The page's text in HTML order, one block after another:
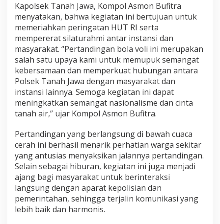
Kapolsek Tanah Jawa, Kompol Asmon Bufitra
menyatakan, bahwa kegiatan ini bertujuan untuk
memeriahkan peringatan HUT RI serta
mempererat silaturahmi antar instansi dan
masyarakat. “Pertandingan bola voli ini merupakan
salah satu upaya kami untuk memupuk semangat
kebersamaan dan memperkuat hubungan antara
Polsek Tanah Jawa dengan masyarakat dan
instansi lainnya. Semoga kegiatan ini dapat
meningkatkan semangat nasionalisme dan cinta
tanah air,” ujar Kompol Asmon Bufitra.
Pertandingan yang berlangsung di bawah cuaca
cerah ini berhasil menarik perhatian warga sekitar
yang antusias menyaksikan jalannya pertandingan.
Selain sebagai hiburan, kegiatan ini juga menjadi
ajang bagi masyarakat untuk berinteraksi
langsung dengan aparat kepolisian dan
pemerintahan, sehingga terjalin komunikasi yang
lebih baik dan harmonis.